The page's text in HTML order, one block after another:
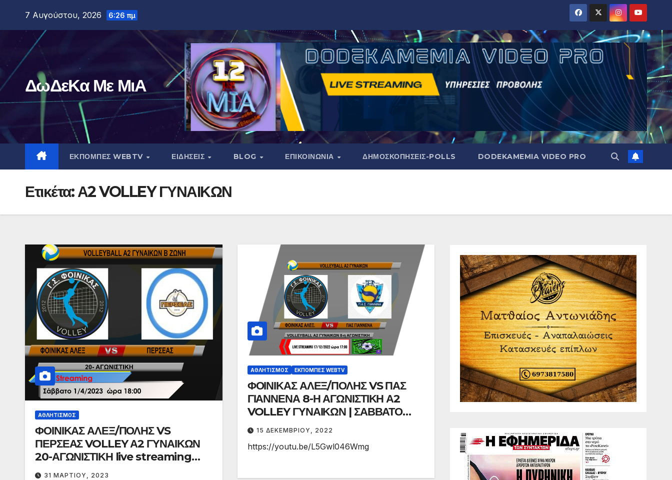
περιεχόμενο
7 Αυγούστου, 2026 6:26 πμ
ΔωΔεΚα Με ΜιΑ
ΕΚΠΟΜΠΕΣ WEBTV ΕΙΔΗΣΕΙΣ BLOG ΕΠΙΚΟΙΝΩΝΙΑ ΔΗΜΟΣΚΟΠΉΣΕΙΣ-POLLS DODEKAMEMIA VIDEO PRO
Ετικέτα:Α2 VOLLEY ΓΥΝΑΙΚΩΝ
ΑΘΛΗΤΙΣΜΌΣ
ΦΟΙΝΙΚΑΣ ΑΛΕΞ/ΠΟΛΗΣ VS
ΠΕΡΣΕΑΣ VOLLEY Α2 ΓΥΝΑΙΚΩΝ
20-ΑΓΩΝΙΣΤΙΚΗ live streaming
1/4/23 ώρα 18:00
31 ΜΑΡΤΊΟΥ, 2023
ΑΘΛΗΤΙΣΜΌΣ ΕΚΠΟΜΠΈΣ WEBTV
ΦΟΙΝΙΚΑΣ ΑΛΕΞ/ΠΟΛΗΣ VS ΠΑΣ
ΓΙΑΝΝΕΝΑ 8-Η ΑΓΩΝΙΣΤΙΚΗ Α2
VOLLEY ΓΥΝΑΙΚΩΝ | ΣΑΒΒΑΤΟ
17/12/2022 ΩΡΑ 17:00
15 ΔΕΚΕΜΒΡΊΟΥ, 2022
https://youtu.be/L5Gwl046Wmg